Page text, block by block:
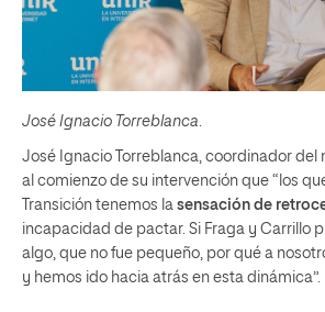
José Ignacio Torreblanca.
José Ignacio Torreblanca, coordinador del
al comienzo de su intervención que “los
Transición tenemos la sensación de
incapacidad de pactar. Si Fraga y Carrillo
algo, que no fue pequeño, por qué a
y hemos ido hacia atrás en esta dinámica”.